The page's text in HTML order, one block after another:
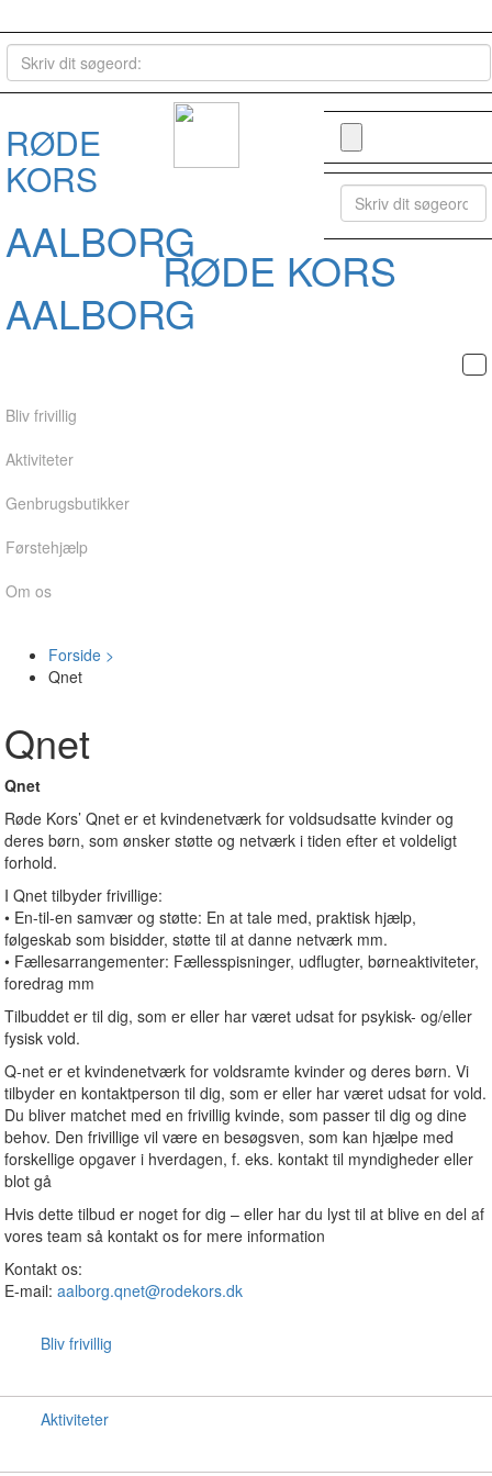
RØDE
KORS
AALBORG
RØDE KORS
AALBORG
Bliv frivillig
Aktiviteter
Genbrugsbutikker
Førstehjælp
Om os
Forside >
Qnet
Qnet
Qnet
Røde Kors’ Qnet er et kvindenetværk for voldsudsatte kvinder og
deres børn, som ønsker støtte og netværk i tiden efter et voldeligt
forhold.
I Qnet tilbyder frivillige:
• En-til-en samvær og støtte: En at tale med, praktisk hjælp,
følgeskab som bisidder, støtte til at danne netværk mm.
• Fællesarrangementer: Fællesspisninger, udflugter, børneaktiviteter,
foredrag mm
Tilbuddet er til dig, som er eller har været udsat for psykisk- og/eller
fysisk vold.
Q-net er et kvindenetværk for voldsramte kvinder og deres børn. Vi
tilbyder en kontaktperson til dig, som er eller har været udsat for vold.
Du bliver matchet med en frivillig kvinde, som passer til dig og dine
behov. Den frivillige vil være en besøgsven, som kan hjælpe med
forskellige opgaver i hverdagen, f. eks. kontakt til myndigheder eller
blot gå
Hvis dette tilbud er noget for dig – eller har du lyst til at blive en del af
vores team så kontakt os for mere information
Kontakt os:
E-mail:aalborg.qnet@rodekors.dk
Bliv frivillig
Aktiviteter